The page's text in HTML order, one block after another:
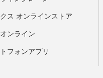
ス オンラインストア
ンライン
フォンアプリ